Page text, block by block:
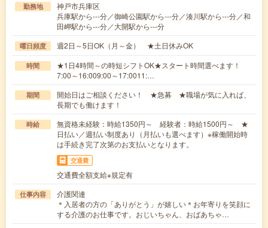
勤務地
神戸市兵庫区
兵庫駅から---分／御崎公園駅から---分／湊川駅から---分／和
田岬駅から---分／大開駅から---分
曜日頻度 週2日～5日OK（月～金） ★土日休みOK
時間
★1日4時間～の時短シフトOK★スタート時間選べます！
7:00～16:009:00～17:0011:…
期間
開始日はご相談ください！ ★急募 ★職場が気に入れば、
長期でも働けます！
時給
無資格未経験：時給1350円～ 経験者：時給1500円～ ★
日払い／週払い制度あり（月払いも選べます）※稼働開始時
は手続き完了次第のお支払いとなります。
交通費
交通費全額支給※規定有
仕事内容
介護関連
＊入居者の方の「ありがとう」が嬉しい＊お年寄りを笑顔に
する介護のお仕事です。おじいちゃん、おばあちゃ…